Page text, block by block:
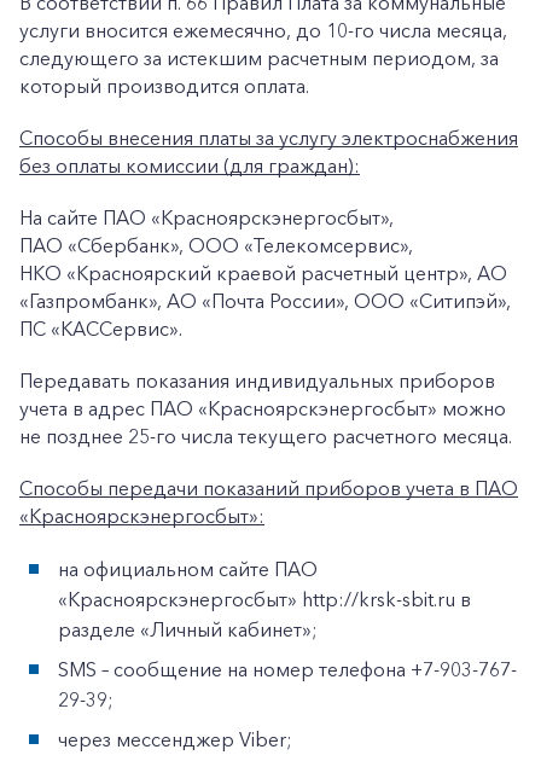
+7-800-700-24-57
Заказать обратный звонок
Частным клиентам
Корпоративным клиентам
услуги вносится ежемесячно, до 10-го числа месяца,
следующего за истекшим расчетным периодом, за
который производится оплата.
Способы внесения платы за услугу электроснабжения
без оплаты комиссии (для граждан):
На сайте ПАО «Красноярскэнергосбыт»,
ПАО «Сбербанк», ООО «Телекомсервис»,
НКО «Красноярский краевой расчетный центр», АО
«Газпромбанк», АО «Почта России», ООО «Ситипэй»,
ПС «КАССервис».
Передавать показания индивидуальных приборов
учета в адрес ПАО «Красноярскэнергосбыт» можно
не позднее 25-го числа текущего расчетного месяца.
Способы передачи показаний приборов учета в ПАО
«Красноярскэнергосбыт»:
на официальном сайте ПАО
«Красноярскэнергосбыт» http://krsk-sbit.ru в
разделе «Личный кабинет»;
SMS – сообщение на номер телефона +7-903-767-
29-39;
через мессенджер Viber;